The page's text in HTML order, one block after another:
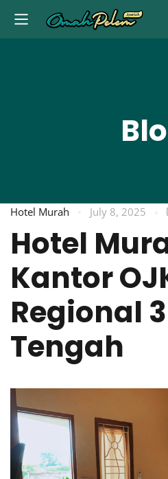
Hotel Murah July 8, 2025
Hotel
Kantor
Regional
Tengah